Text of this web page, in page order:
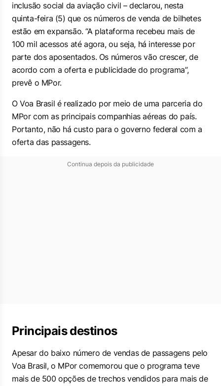
inclusão social da aviação civil – declarou, nesta
quinta-feira (5) que os números de venda de bilhetes
estão em expansão. “A plataforma recebeu mais de
100 mil acessos até agora, ou seja, há interesse por
parte dos aposentados. Os números vão crescer, de
acordo com a oferta e publicidade do programa”,
prevê o MPor.
O Voa Brasil é realizado por meio de uma parceria do
MPor com as principais companhias aéreas do país.
Portanto, não há custo para o governo federal com a
oferta das passagens.
Continua depois da publicidade
Principais destinos
Apesar do baixo número de vendas de passagens pelo
Voa Brasil, o MPor comemorou que o programa teve
mais de 500 opções de trechos vendidos para mais de